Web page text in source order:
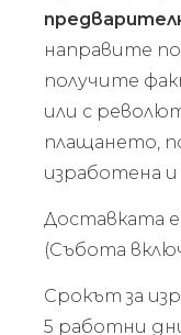
направите
получите
или с
плащането,
изработена и
Доставката
(Събота
Срокът за
5 работни